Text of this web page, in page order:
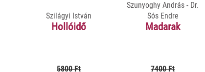
Szilágyi István
Hollóidő
5800 Ft
Szunyoghy András - Dr.
Sós Endre
Madarak
7400 Ft